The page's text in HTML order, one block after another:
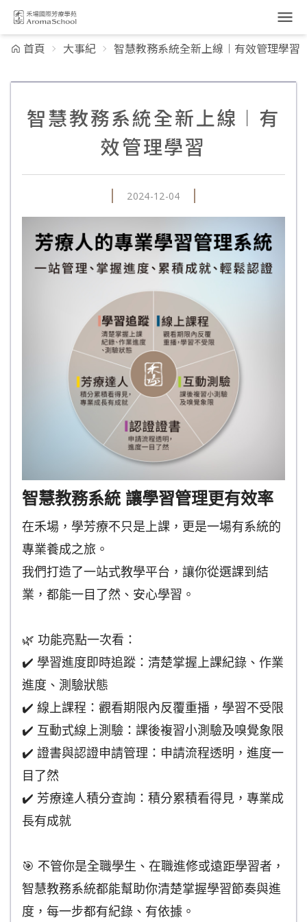
跳到主要內容
首頁 大事紀 智慧教務系統全新上線︱有效管理學習
智慧教務系統全新上線︱有
效管理學習
2024-12-04
智慧教務系統 讓學習管理更有效率
在禾場，學芳療不只是上課，更是一場有系統的
專業養成之旅。
我們打造了一站式教學平台，讓你從選課到結
業，都能一目了然、安心學習。
🌿 功能亮點一次看：
✔️ 學習進度即時追蹤：清楚掌握上課紀錄、作業
進度、測驗狀態
✔️ 線上課程：觀看期限內反覆重播，學習不受限
✔️ 互動式線上測驗：課後複習小測驗及嗅覺象限
✔️ 證書與認證申請管理：申請流程透明，進度一
目了然
✔️ 芳療達人積分查詢：積分累積看得見，專業成
長有成就
🎯 不管你是全職學生、在職進修或遠距學習者，
智慧教務系統都能幫助你清楚掌握學習節奏與進
度，每一步都有紀錄、有依據。